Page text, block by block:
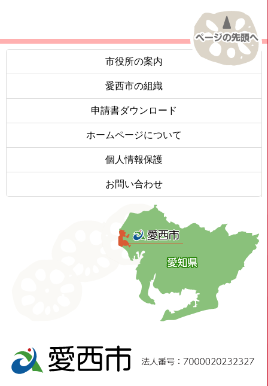
市役所の案内
愛西市の組織
申請書ダウンロード
ホームページについて
個人情報保護
お問い合わせ